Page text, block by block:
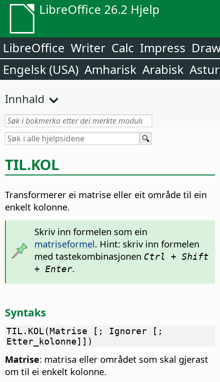
LibreOffice 26.2 Hjelp
LibreOffice Writer Calc Impress
Engelsk (USA) Amharisk Arabisk
Innhald
TIL.KOL
Transformerer ei matrise eller eit område til ein
enkelt kolonne.
Skriv inn formelen som ein
matriseformel. Hint: skriv inn formelen
med tastekombinasjonen Ctrl + Shift
+ Enter.
Syntaks
TIL.KOL(Matrise [; Ignorer [;
Etter_kolonne]])
Matrise: matrisa eller området som skal gjerast
om til ei enkelt kolonne.